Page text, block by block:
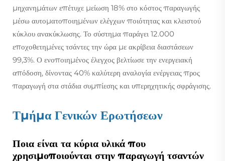
μηχανημάτων επέτυχε μείωση 18% στο κόστος παραγωγής
μέσω αυτοματοποιημένων ελέγχων ποιότητας και κλειστού
κύκλου ανακύκλωσης. Το σύστημα παράγει 12.000
εποχοθετημένες τσάντες την ώρα με ακρίβεια διαστάσεων
99,3%. Ο ενοποιημένος έλεγχος βελτίωσε την ενεργειακή
απόδοση, δίνοντας 40% καλύτερη αναλογία ενέργειας προς
παραγωγή στα στάδια συμπίεσης και υπερηχητικής σφράγισης.
Τμήμα Γενικών Ερωτήσεων
Ποια είναι τα κύρια υλικά που
χρησιμοποιούνται στην παραγωγή τσαντών